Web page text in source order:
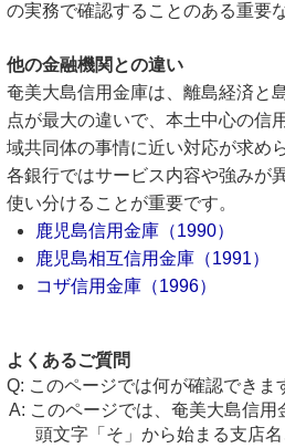
の実務で確認することのある重要
他の金融機関との違い
奄美大島信用金庫は、離島経済と
点が最大の違いで、本土中心の信
域共同体の事情に近い対応が求め
各銀行ではサービス内容や強みが
使い分けることが重要です。
鹿児島信用金庫（1990）
鹿児島相互信用金庫（1991）
コザ信用金庫（1996）
よくあるご質問
このページでは何が確認できま
このページでは、奄美大島信
頭文字「そ」から始まる支店